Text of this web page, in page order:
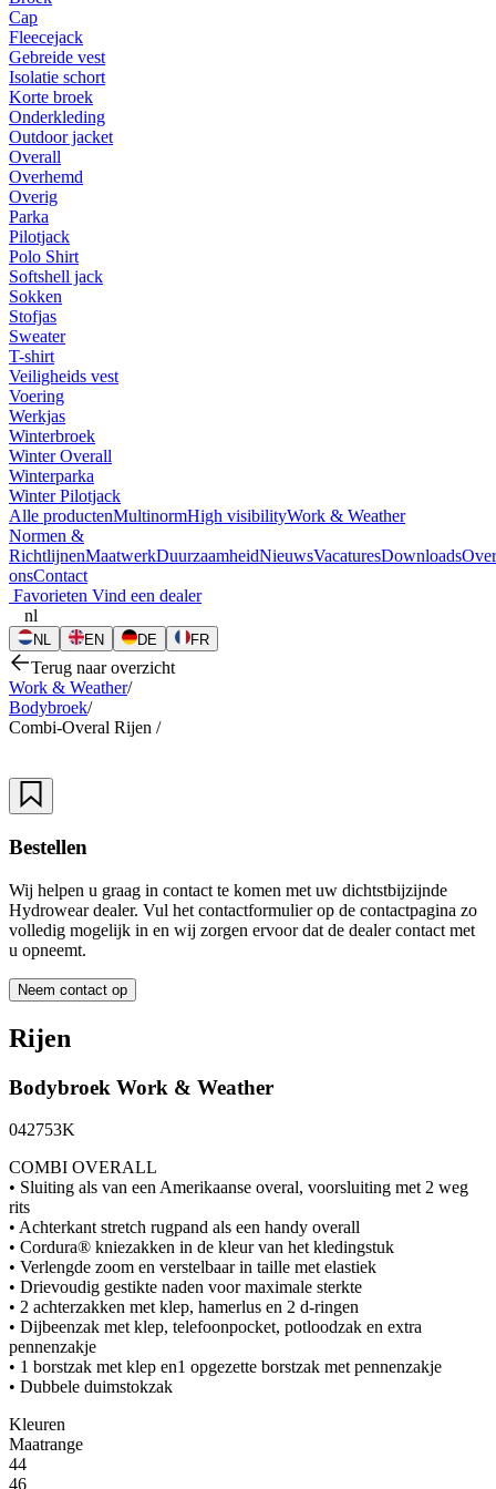
Cap
Fleecejack
Gebreide vest
Isolatie schort
Korte broek
Onderkleding
Outdoor jacket
Overall
Overhemd
Overig
Parka
Pilotjack
Polo Shirt
Softshell jack
Sokken
Stofjas
Sweater
T-shirt
Veiligheids vest
Voering
Werkjas
Winterbroek
Winter Overall
Winterparka
Winter Pilotjack
Alle productenMultinormHigh visibilityWork & Weather
Normen &
RichtlijnenMaatwerkDuurzaamheidNieuwsVacaturesDownloadsOver
onsContact
Favorieten Vind een dealer
nl
NL EN DE FR
Terug naar overzicht
Work & Weather/
Bodybroek/
Combi-Overal Rijen /
Bestellen
Wij helpen u graag in contact te komen met uw dichtstbijzijnde
Hydrowear dealer. Vul het contactformulier op de contactpagina zo
volledig mogelijk in en wij zorgen ervoor dat de dealer contact met
u opneemt.
Neem contact op
Rijen
Bodybroek Work & Weather
042753K
COMBI OVERALL
• Sluiting als van een Amerikaanse overal, voorsluiting met 2 weg
rits
• Achterkant stretch rugpand als een handy overall
• Cordura® kniezakken in de kleur van het kledingstuk
• Verlengde zoom en verstelbaar in taille met elastiek
• Drievoudig gestikte naden voor maximale sterkte
• 2 achterzakken met klep, hamerlus en 2 d-ringen
• Dijbeenzak met klep, telefoonpocket, potloodzak en extra
pennenzakje
• 1 borstzak met klep en1 opgezette borstzak met pennenzakje
• Dubbele duimstokzak
Kleuren
Maatrange
44
46